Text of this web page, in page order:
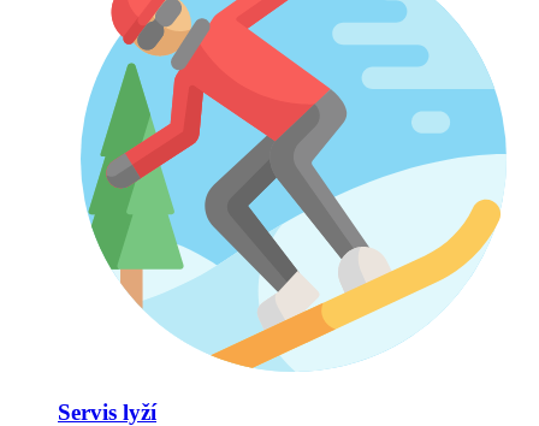
Servis lyží